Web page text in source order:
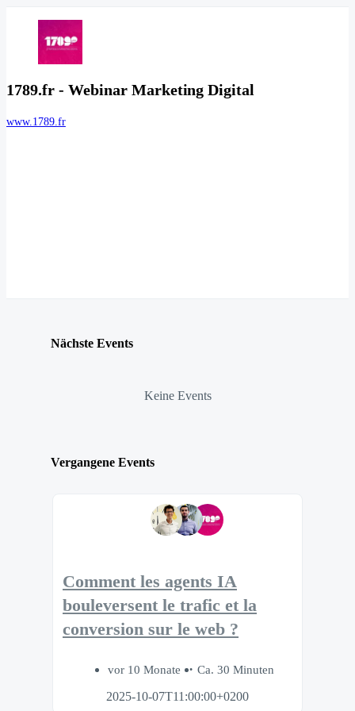
1789.fr - Webinar Marketing Digital
www.1789.fr
Nächste Events
Keine Events
Vergangene Events
Comment les agents IA
bouleversent le trafic et la
conversion sur le web ?
vor 10 Monate
Ca. 30 Minuten
2025-10-07T11:00:00+0200